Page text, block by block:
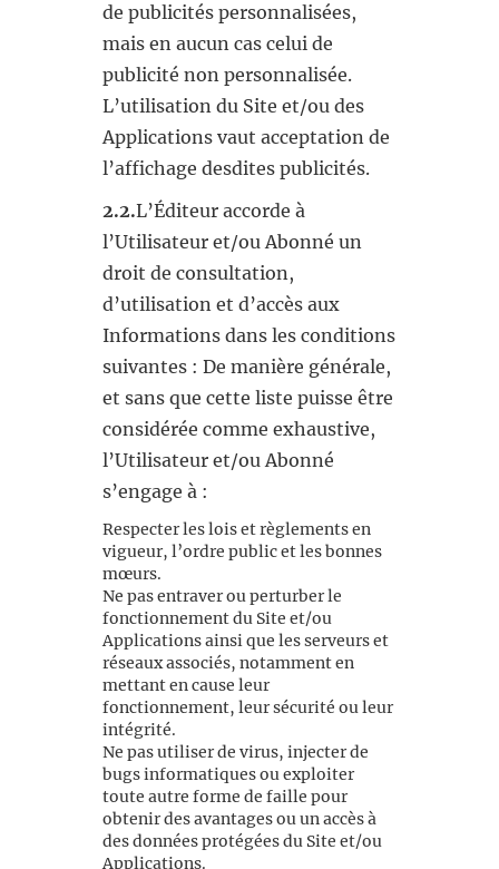
de publicités personnalisées,
mais en aucun cas celui de
publicité non personnalisée.
L’utilisation du Site et/ou des
Applications vaut acceptation de
l’affichage desdites publicités.
2.2.L’Éditeur accorde à
l’Utilisateur et/ou Abonné un
droit de consultation,
d’utilisation et d’accès aux
Informations dans les conditions
suivantes : De manière générale,
et sans que cette liste puisse être
considérée comme exhaustive,
l’Utilisateur et/ou Abonné
s’engage à :
Respecter les lois et règlements en
vigueur, l’ordre public et les bonnes
mœurs.
Ne pas entraver ou perturber le
fonctionnement du Site et/ou
Applications ainsi que les serveurs et
réseaux associés, notamment en
mettant en cause leur
fonctionnement, leur sécurité ou leur
intégrité.
Ne pas utiliser de virus, injecter de
bugs informatiques ou exploiter
toute autre forme de faille pour
obtenir des avantages ou un accès à
des données protégées du Site et/ou
Applications.